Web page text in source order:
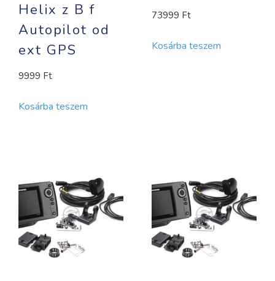
Helix z B f
Autopilot od
ext GPS
9999 Ft
Kosárba teszem
73999 Ft
Kosárba teszem